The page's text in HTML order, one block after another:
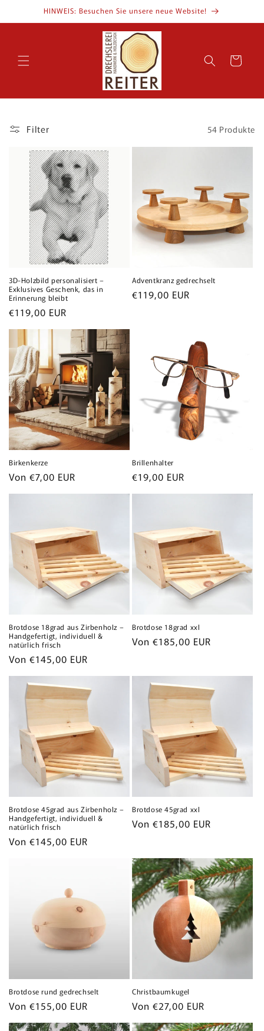
Inhalt
HINWEIS: Besuchen Sie unsere neue Website!
Warenkorb
Filter 54 Produkte
3D-Holzbild personalisiert –
Exklusives Geschenk, das in
Erinnerung bleibt
Normaler
Preis
€119,00 EUR
Adventkranz gedrechselt
Normaler
€119,00 EUR
Birkenkerze
Normaler
Preis
Von €7,00 EUR
Brillenhalter
Normaler
Preis
€19,00 EUR
Brotdose 18grad aus Zirbenholz –
Handgefertigt, individuell &
natürlich frisch
Normaler
Preis
Von €145,00 EUR
Brotdose 18grad xxl
Normaler
Von €185,00 EUR
Brotdose 45grad aus Zirbenholz –
Handgefertigt, individuell &
natürlich frisch
Normaler
Von €145,00 EUR
Brotdose 45grad xxl
Normaler
Von €185,00 EUR
Brotdose rund gedrechselt
Normaler
Preis
Von €155,00 EUR
Christbaumkugel
Normaler
Preis
Von €27,00 EUR